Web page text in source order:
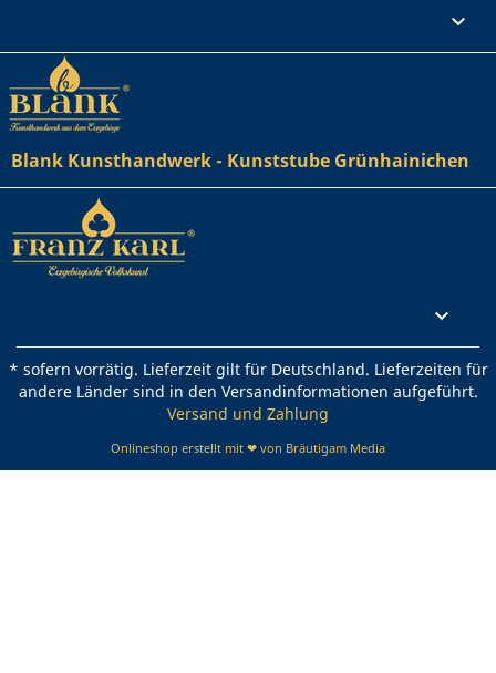

Blank Kunsthandwerk - Kunststube Grünhainichen

* sofern vorrätig. Lieferzeit gilt für Deutschland. Lieferzeiten für
andere Länder sind in den Versandinformationen aufgeführt.
Versand und Zahlung
Onlineshop erstellt mit ❤ von Bräutigam Media